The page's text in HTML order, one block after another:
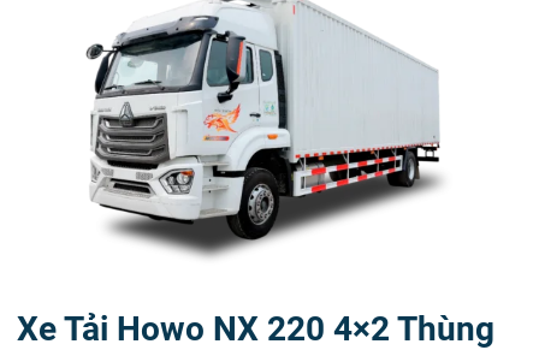
Xe Tải Howo NX 220 4×2 Thùng